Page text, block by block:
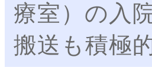
療室）の入
搬送も積極